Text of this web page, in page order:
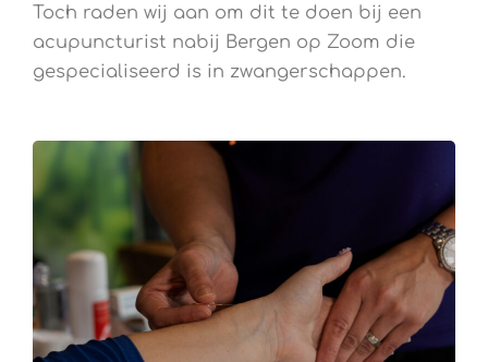
Toch raden wij aan om dit te doen bij een
acupuncturist nabij Bergen op Zoom die
gespecialiseerd is in zwangerschappen.